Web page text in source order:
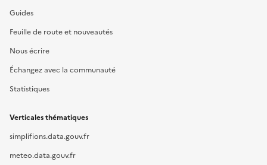
Guides
Feuille de route et nouveautés
Nous écrire
Échangez avec la communauté
Statistiques
Verticales thématiques
simplifions.data.gouv.fr
meteo.data.gouv.fr